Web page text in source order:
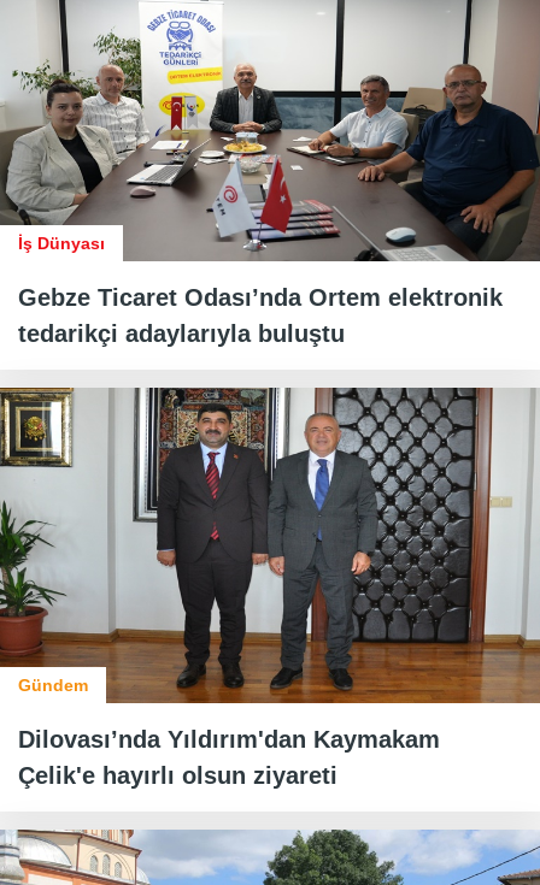
İş Dünyası
Gebze Ticaret Odası’nda Ortem elektronik
tedarikçi adaylarıyla buluştu
Gündem
Dilovası’nda Yıldırım'dan Kaymakam
Çelik'e hayırlı olsun ziyareti